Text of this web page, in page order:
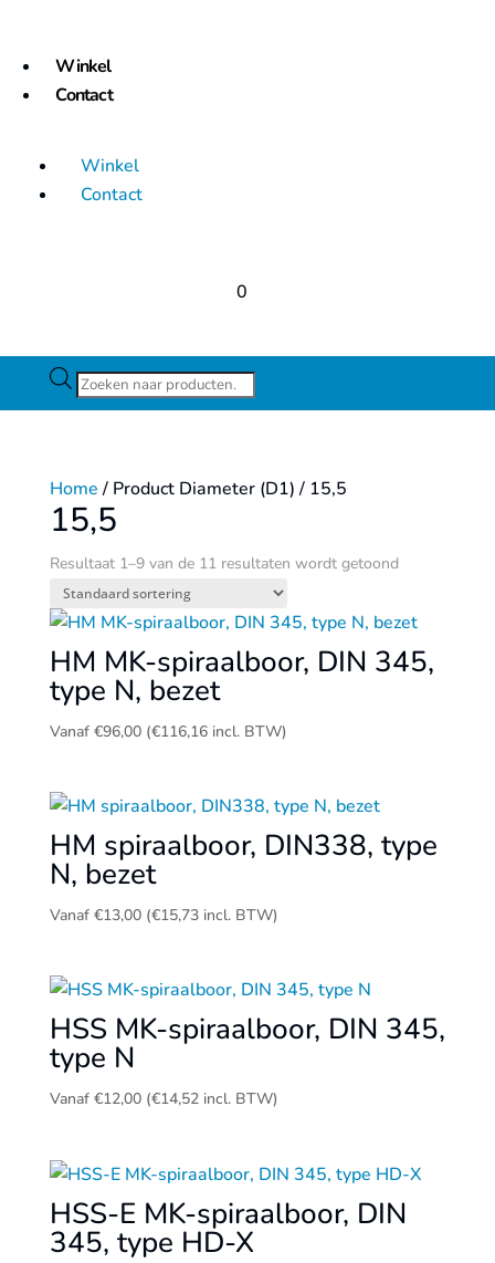
Winkel
Contact
Winkel
Contact
0
Producten
zoeken
Home/ Product Diameter (D1) / 15,5
15,5
Resultaat 1–9 van de 11 resultaten wordt getoond
HM MK-spiraalboor, DIN 345,
type N, bezet
Vanaf €96,00 (€116,16incl. BTW)
HM spiraalboor, DIN338, type
N, bezet
Vanaf €13,00 (€15,73incl. BTW)
HSS MK-spiraalboor, DIN 345,
type N
Vanaf €12,00 (€14,52incl. BTW)
HSS-E MK-spiraalboor, DIN
345, type HD-X